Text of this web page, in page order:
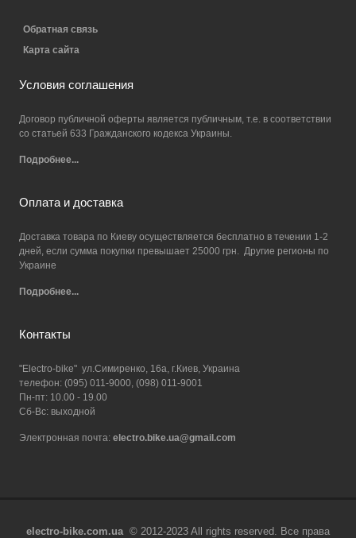
Обратная связь
Карта сайта
Условия соглашения
Договор публичной оферты является публичным, т.е. в соответствии
со статьей 633 Гражданского кодекса Украины.
Подробнее...
Оплата и доставка
Доставка товара по Киеву осуществляется бесплатно в течении 1-2
дней, если сумма покупки превышает 25000 грн. Другие регионы по
Украине
Подробнее...
Контакты
"Electro-bike" ул.Симиренко, 16а, г.Киев, Украина
телефон: (095) 011-9000, (098) 011-9001
Пн-пт: 10.00 - 19.00
Сб-Вс: выходной
Электронная почта: electro.bike.ua@gmail.com
electro-bike.com.ua © 2012-2023 All rights reserved. Все права